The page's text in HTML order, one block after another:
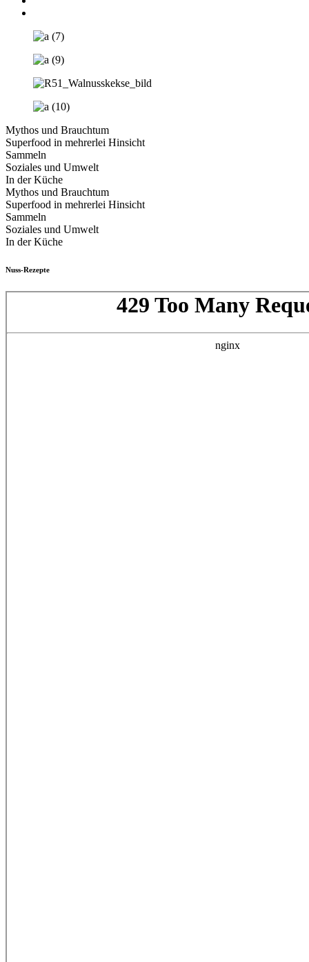
Mythos und Brauchtum
Superfood in mehrerlei Hinsicht
Sammeln
Soziales und Umwelt
In der Küche
Mythos und Brauchtum
Superfood in mehrerlei Hinsicht
Sammeln
Soziales und Umwelt
In der Küche
Nuss-Rezepte